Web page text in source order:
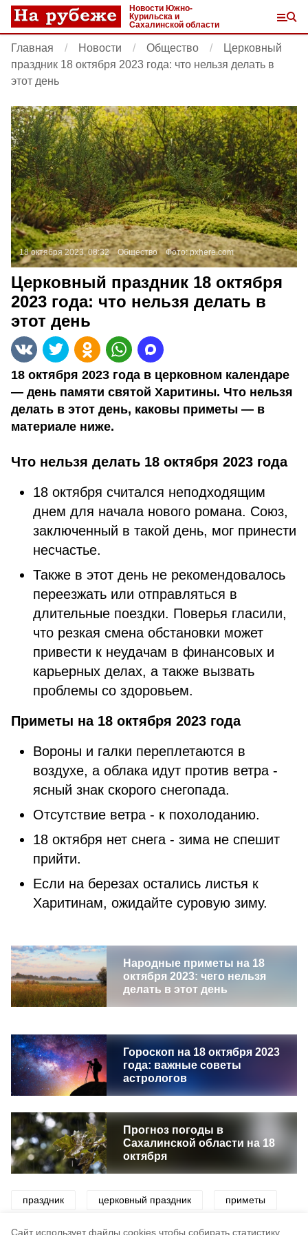
Cайт использует файлы cookies чтобы собирать статистику
Новости Южно-
Курильска и
Сахалинской области
Главная Новости Общество
Церковный
праздник 18 октября 2023 года: что нельзя делать в
этот день
18 октября 2023, 08:32 Общество Фото:pxhere.com
Церковный праздник 18 октября
2023 года: что нельзя делать в
этот день
18 октября 2023 года в церковном календаре
— день памяти святой Харитины. Что нельзя
делать в этот день, каковы приметы — в
материале ниже.
Что нельзя делать 18 октября 2023 года
18 октября считался неподходящим
днем для начала нового романа. Союз,
заключенный в такой день, мог принести
несчастье.
Также в этот день не рекомендовалось
переезжать или отправляться в
длительные поездки. Поверья гласили,
что резкая смена обстановки может
привести к неудачам в финансовых и
карьерных делах, а также вызвать
проблемы со здоровьем.
Приметы на 18 октября 2023 года
Вороны и галки переплетаются в
воздухе, а облака идут против ветра -
ясный знак скорого снегопада.
Отсутствие ветра - к похолоданию.
18 октября нет снега - зима не спешит
прийти.
Если на березах остались листья к
Харитинам, ожидайте суровую зиму.
Народные приметы на 18
октября 2023: чего нельзя
делать в этот день
Гороскоп на 18 октября 2023
года: важные советы
астрологов
Прогноз погоды в
Сахалинской области на 18
октября
праздник церковный праздник приметы
погода осень церковь